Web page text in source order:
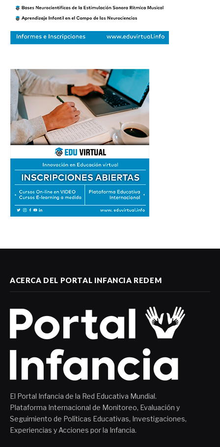
ACERCA DEL PORTAL INFANCIA REDEM
El Portal Infancia de la Red Educativa Mundial.
Plataforma Internacional de Monitoreo, Evaluación y
Seguimiento de Políticas Educativas, Investigaciones,
Experiencias y Acciones por la Infancia.